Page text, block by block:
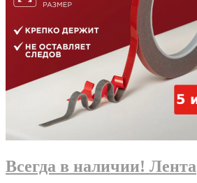
Всегда в наличии! Лента